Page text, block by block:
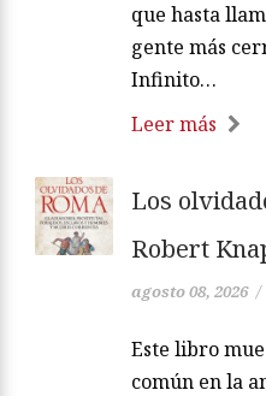
que hasta
gente más
Infinito…
Leer más
Los
Robert
agosto 08, 2026 /
Este libro
común en la